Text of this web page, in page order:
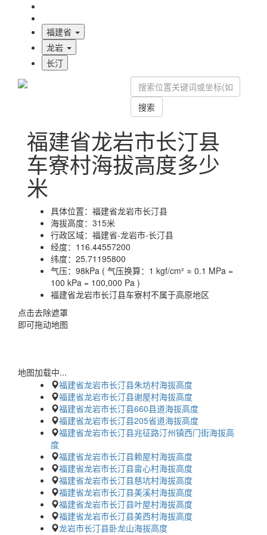
福建省
龙岩
长汀
搜索
福建省龙岩市长汀县
车寮村海拔高度多少
米
具体位置： 福建省龙岩市长汀县
海拔高度： 315米
行政区域： 福建省-龙岩市-长汀县
经度： 116.44557200
纬度： 25.71195800
气压： 98kPa ( 气压换算：1 kgf/cm² ≈ 0.1 MPa =
100 kPa = 100,000 Pa )
福建省龙岩市长汀县车寮村不属于高原地区
点击去除遮罩
即可拖动地图
地图加载中...
福建省龙岩市长汀县朱坊村海拔高度
福建省龙岩市长汀县谢屋村海拔高度
福建省龙岩市长汀县660县道海拔高度
福建省龙岩市长汀县205省道海拔高度
福建省龙岩市长汀县兆征路汀州镇西门街海拔高
度
福建省龙岩市长汀县赖屋村海拔高度
福建省龙岩市长汀县畲心村海拔高度
福建省龙岩市长汀县慈坑村海拔高度
福建省龙岩市长汀县美溪村海拔高度
福建省龙岩市长汀县叶屋村海拔高度
福建省龙岩市长汀县美西村海拔高度
龙岩市长汀县卧龙山海拔高度